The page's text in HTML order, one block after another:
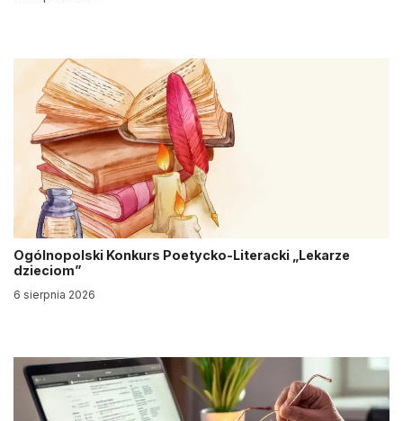
Ogólnopolski Konkurs Poetycko-Literacki „Lekarze
dzieciom”
6 sierpnia 2026